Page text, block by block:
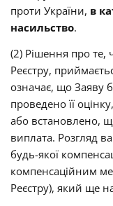
проти України, в
насильство.
(2) Рішення про
Реєстру,
означає, що Заяву
проведено її
або встановлено,
виплата. Розгляд
будь-якої
компенсаційним
Реєстру), який ще